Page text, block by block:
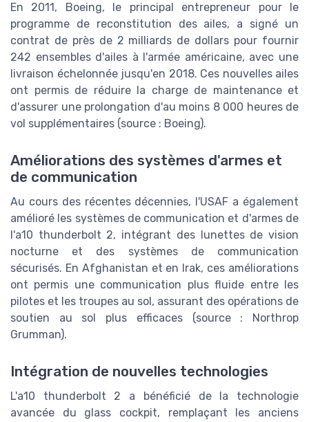
En 2011, Boeing, le principal entrepreneur pour le
programme de reconstitution des ailes, a signé un
contrat de près de 2 milliards de dollars pour fournir
242 ensembles d'ailes à l'armée américaine, avec une
livraison échelonnée jusqu'en 2018. Ces nouvelles ailes
ont permis de réduire la charge de maintenance et
d'assurer une prolongation d'au moins 8 000 heures de
vol supplémentaires (source : Boeing).
Améliorations des systèmes d'armes et
de communication
Au cours des récentes décennies, l'USAF a également
amélioré les systèmes de communication et d'armes de
l'a10 thunderbolt 2, intégrant des lunettes de vision
nocturne et des systèmes de communication
sécurisés. En Afghanistan et en Irak, ces améliorations
ont permis une communication plus fluide entre les
pilotes et les troupes au sol, assurant des opérations de
soutien au sol plus efficaces (source : Northrop
Grumman).
Intégration de nouvelles technologies
L'a10 thunderbolt 2 a bénéficié de la technologie
avancée du glass cockpit, remplaçant les anciens